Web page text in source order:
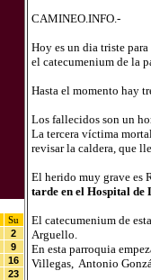
Su
2
9
16
23
CAMINEO.INFO.-
Hoy es un dia triste
el catecumenium de la
Hasta el momento hay
Los fallecidos son un
La tercera víctima
revisar la caldera, que
El herido muy grave es
tarde en el Hospital de
El catecumenium de
Arguello.
En esta parroquia
Villegas, Antonio